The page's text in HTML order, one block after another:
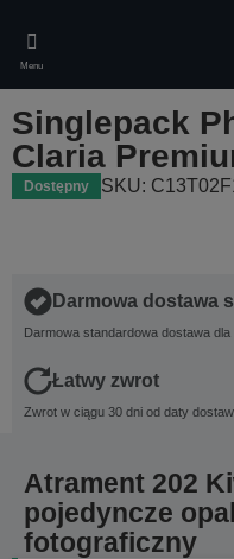
main
content
Menu
Singlepack
Claria
Dostępny SKU:
Darmowa dostawa
Darmowa standardowa dostawa
Łatwy zwrot
Zwrot w ciągu 30 dni od daty
Atrament 202
pojedyncze
fotograficzny